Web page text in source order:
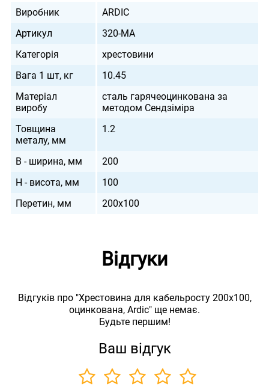
Виробник
ARDIC
Артикул
320-MA
Категорія
хрестовини
Вага 1 шт, кг
10.45
Матеріал
виробу
сталь гарячеоцинкована за
методом Сендзіміра
Товщина
металу, мм
1.2
B - ширина, мм
200
H - висота, мм
100
Перетин, мм
200х100
Відгуки
Відгуків про "Хрестовина для кабельросту 200х100,
оцинкована, Ardic" ще немає.
Будьте першим!
Ваш відгук